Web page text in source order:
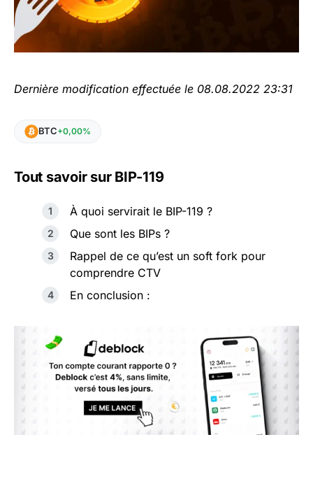
Dernière modification effectuée le 08.08.2022 23:31
BTC+0,00%
Tout savoir sur BIP-119
À quoi servirait le BIP-119 ?
Que sont les BIPs ?
Rappel de ce qu’est un soft fork pour
comprendre CTV
En conclusion :